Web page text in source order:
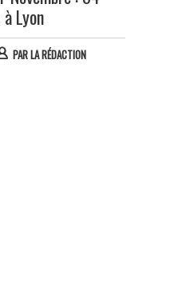
Lyon
PARLA RÉDACTION